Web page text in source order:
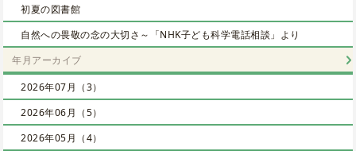
初夏の図書館
自然への畏敬の念の大切さ～「NHK子ども科学電話相談」より
年月アーカイブ
2026年07月（3）
2026年06月（5）
2026年05月（4）